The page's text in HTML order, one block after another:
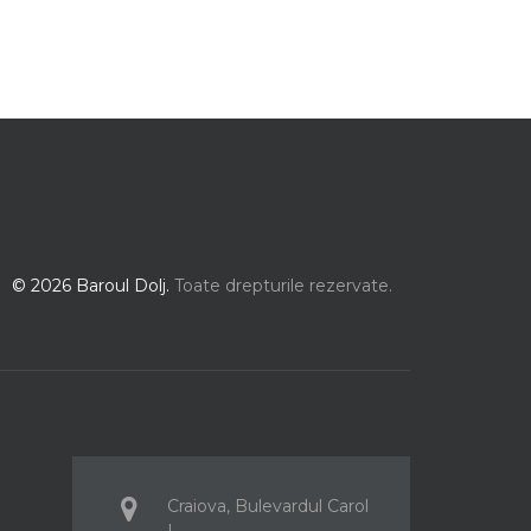
© 2026 Baroul Dolj. Toate drepturile rezervate.
Craiova, Bulevardul Carol